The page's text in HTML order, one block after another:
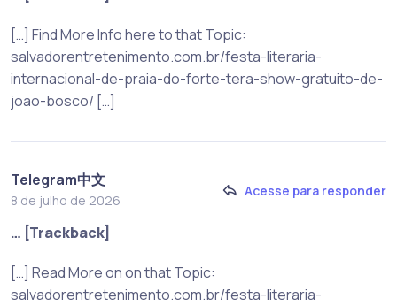
[…] Find More Info here to that Topic:
salvadorentretenimento.com.br/festa-literaria-
internacional-de-praia-do-forte-tera-show-gratuito-de-
joao-bosco/ […]
Telegram中文
8 de julho de 2026
Acesse para responder
… [Trackback]
[…] Read More on on that Topic:
salvadorentretenimento.com.br/festa-literaria-